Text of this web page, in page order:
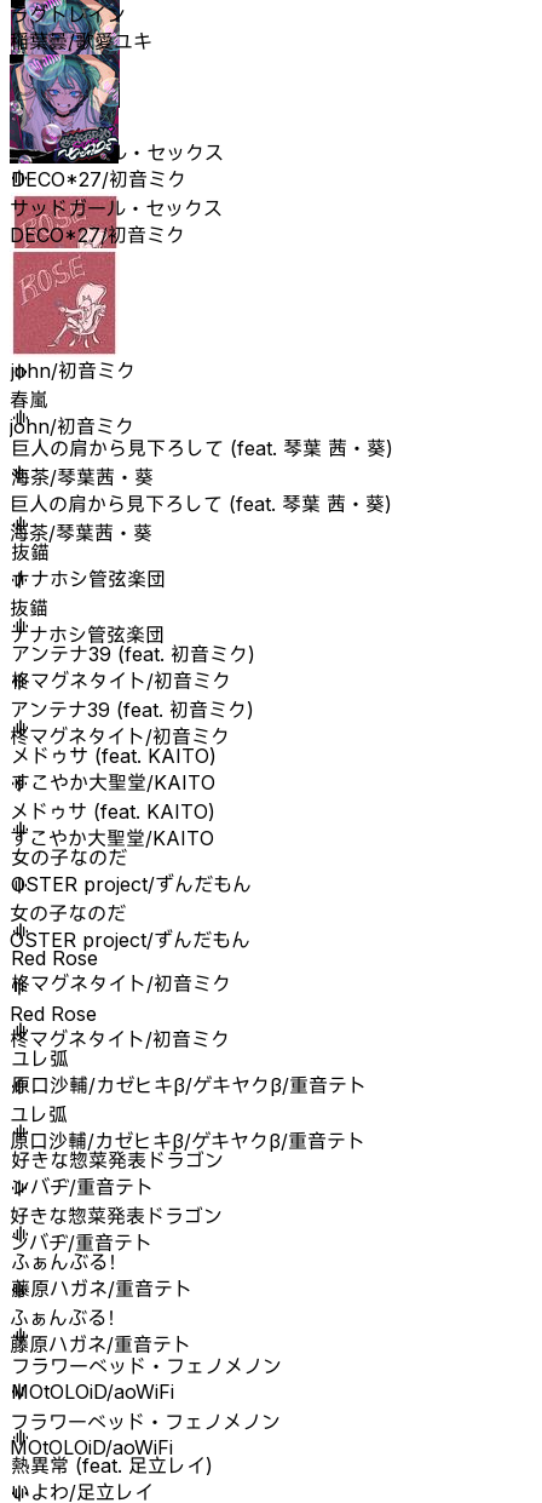
サッドガール・セックス
DECO*27/初音ミク
春嵐
john/初音ミク
巨人の肩から見下ろして (feat. 琴葉 茜・葵)
海茶/琴葉茜・葵
抜錨
ナナホシ管弦楽団
アンテナ39 (feat. 初音ミク)
柊マグネタイト/初音ミク
メドゥサ (feat. KAITO)
すこやか大聖堂/KAITO
女の子なのだ
OSTER project/ずんだもん
Red Rose
ラグトレイン
稲葉曇/歌愛ユキ
サッドガール・セックス
DECO*27/初音ミク
春嵐
john/初音ミク
巨人の肩から見下ろして (feat. 琴葉 茜・葵)
海茶/琴葉茜・葵
抜錨
ナナホシ管弦楽団
アンテナ39 (feat. 初音ミク)
柊マグネタイト/初音ミク
メドゥサ (feat. KAITO)
すこやか大聖堂/KAITO
女の子なのだ
OSTER project/ずんだもん